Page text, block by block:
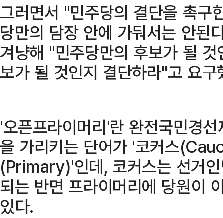
그러면서 "민주당의 결단을 촉구
당만의 담장 안에 가둬서는 안된
겨냥해 "민주당만의 후보가 될
보가 될 것인지 결단하라"고 요구
'오픈프라이머리'란 완전국민경
을 가리키는 단어가 '코커스
(Primary)'인데, 코커스는 선거
되는 반면 프라이머리에 당원이
있다.